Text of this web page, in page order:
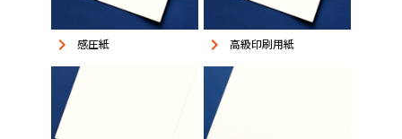
keyboard_arrow_right 感圧紙 keyboard_arrow_right 高級印刷用紙